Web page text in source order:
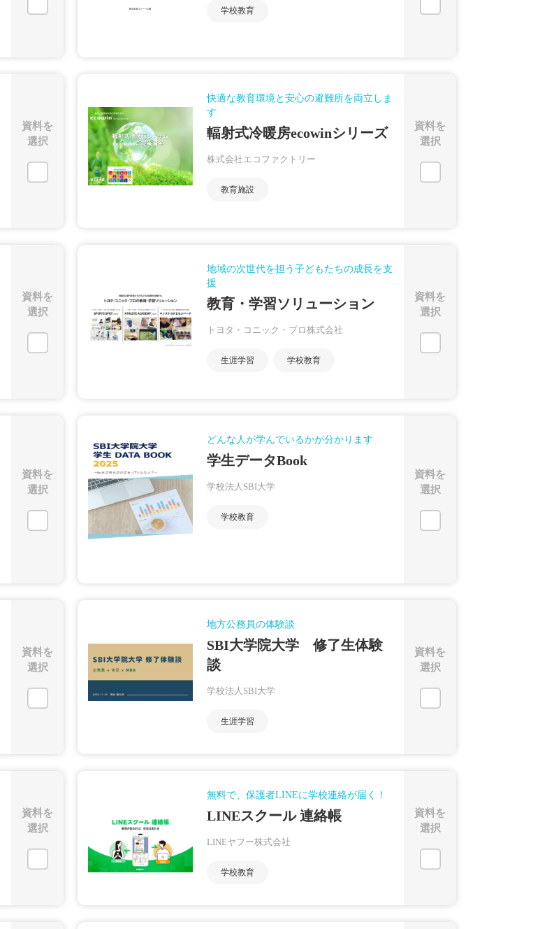
学校教育
資料を
選択
快適な教育環境と安心の避難所を両立しま
す
輻射式冷暖房ecowinシリーズ
株式会社エコファクトリー
教育施設
資料を
選択
資料を
選択
地域の次世代を担う子どもたちの成長を支
援
教育・学習ソリューション
トヨタ・コニック・プロ株式会社
生涯学習 学校教育
資料を
選択
資料を
選択
どんな人が学んでいるかが分かります
学生データBook
学校法人SBI大学
学校教育
資料を
選択
資料を
選択
地方公務員の体験談
SBI大学院大学 修了生体験
談
学校法人SBI大学
生涯学習
資料を
選択
資料を
選択
無料で、保護者LINEに学校連絡が届く！
LINEスクール 連絡帳
LINEヤフー株式会社
学校教育
資料を
選択